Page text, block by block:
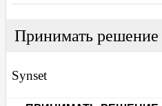
Принимать решение
Synset